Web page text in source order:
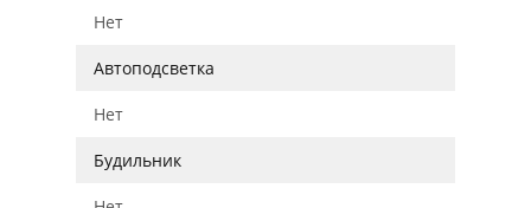
Нет
Автоподсветка
Нет
Будильник